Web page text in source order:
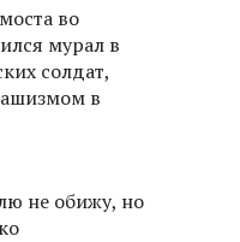
во
мурал в
солдат,
в
не обижу, но